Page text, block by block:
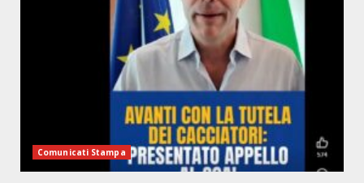
Comunicati Stampa